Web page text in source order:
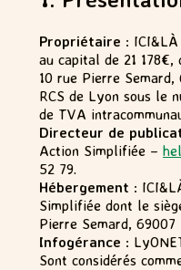
Propriétaire :
au capital de 21
10 rue Pierre
RCS de Lyon sous le
de TVA
Directeur de
Action Simplifiée –
52 79.
Hébergement :
Simplifiée dont le
Pierre Semard, 69007
Infogérance :
Sont considérés